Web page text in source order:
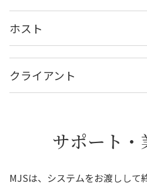
ホスト
クライアント
サポート
MJSは、システムをお渡しして